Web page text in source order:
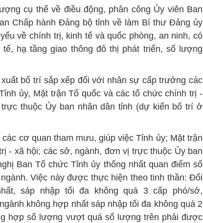
cụ thể về điều động, phân công Ủy viên Ban
Chấp hành Đảng bộ tỉnh về làm Bí thư Đảng ủy
về chính trị, kinh tế và quốc phòng, an ninh, có
hạ tầng giao thông đô thị phát triển, số lượng
bố trí sắp xếp đối với nhân sự cấp trưởng các
ủy, Mặt trận Tổ quốc và các tổ chức chính trị -
thuộc Ủy ban nhân dân tỉnh (dự kiến bố trí ở
cơ quan tham mưu, giúp việc Tỉnh ủy; Mặt trận
- xã hội; các sở, ngành, đơn vị trực thuộc Ủy ban
Ban Tổ chức Tỉnh ủy thống nhất quan điểm số
Việc này được thực hiện theo tinh thần: Đối
sáp nhập tối đa không quá 3 cấp phó/sở,
không hợp nhất sáp nhập tối đa không quá 2
hợp số lượng vượt quá số lượng trên phải được